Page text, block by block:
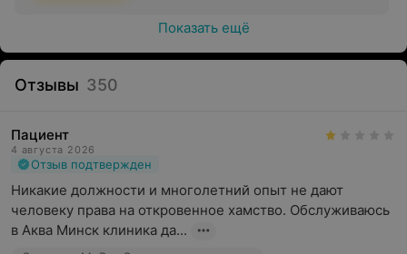
Показать ещё
Отзывы 350
Пациент
4 августа 2026
Отзыв подтвержден
Никакие должности и многолетний опыт не дают
человеку права на откровенное хамство. Обслуживаюсь
в Аква Минск клиника да...